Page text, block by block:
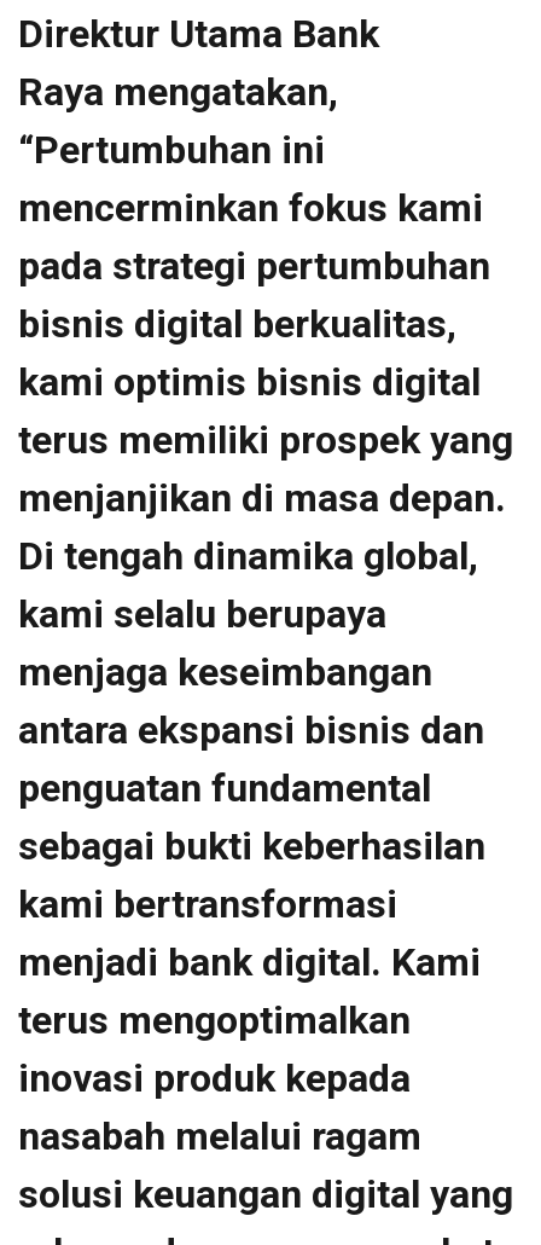
Direktur Utama Bank
Raya mengatakan,
“Pertumbuhan ini
mencerminkan fokus kami
pada strategi pertumbuhan
bisnis digital berkualitas,
kami optimis bisnis digital
terus memiliki prospek yang
menjanjikan di masa depan.
Di tengah dinamika global,
kami selalu berupaya
menjaga keseimbangan
antara ekspansi bisnis dan
penguatan fundamental
sebagai bukti keberhasilan
kami bertransformasi
menjadi bank digital. Kami
terus mengoptimalkan
inovasi produk kepada
nasabah melalui ragam
solusi keuangan digital yang